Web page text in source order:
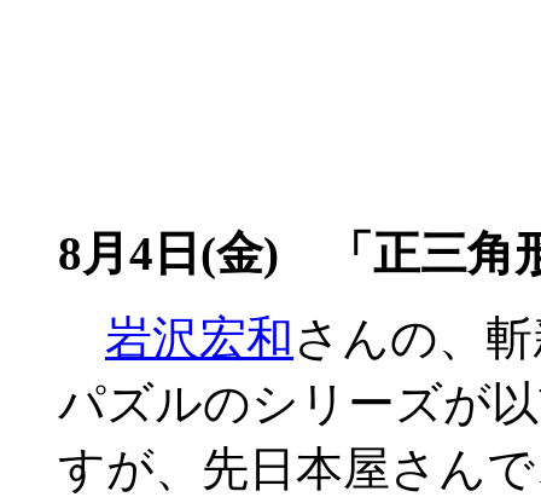
8月4日(金) 「正三角
岩沢宏和さんの、
パズルのシリーズが
すが、先日本屋さん